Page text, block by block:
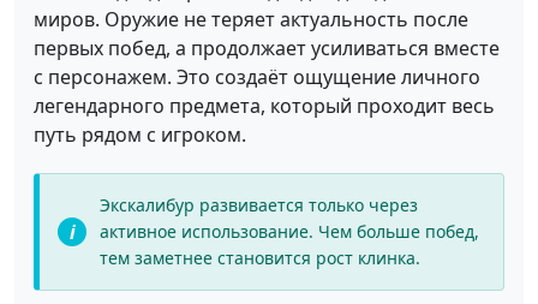
миров. Оружие не теряет актуальность после
первых побед, а продолжает усиливаться вместе
с персонажем. Это создаёт ощущение личного
легендарного предмета, который проходит весь
путь рядом с игроком.
Экскалибур развивается только через
активное использование. Чем больше побед,
тем заметнее становится рост клинка.